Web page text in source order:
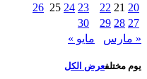
20
21
22
23
24
25
26
27
28
29
30
« مارس
مايو »
يوم مختلفعرض الكل